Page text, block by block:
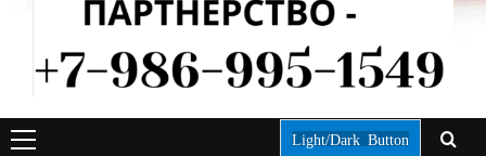
ОСНОВНОЕ
Light/Dark Button